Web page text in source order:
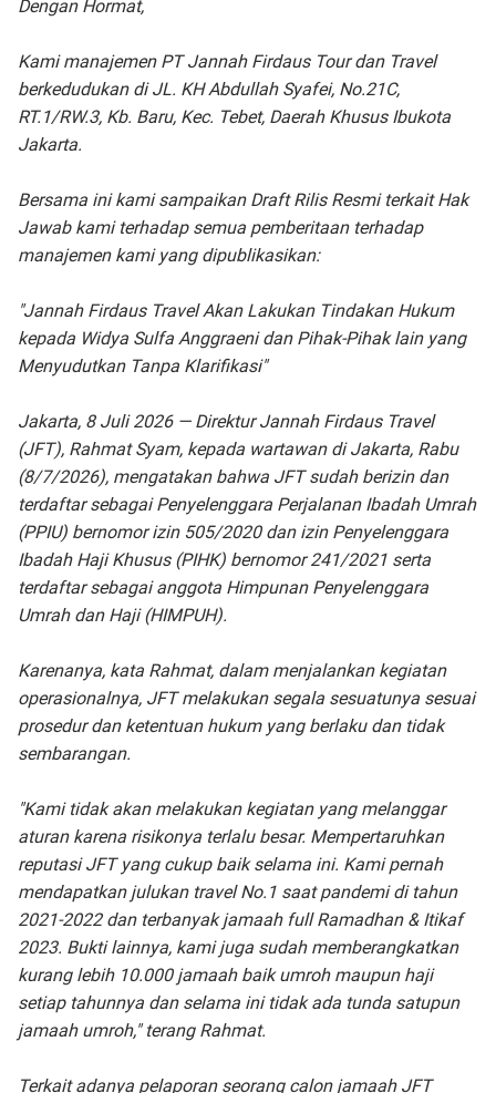
Dengan Hormat,
Kami manajemen PT Jannah Firdaus Tour dan Travel
berkedudukan di JL. KH Abdullah Syafei, No.21C,
RT.1/RW.3, Kb. Baru, Kec. Tebet, Daerah Khusus Ibukota
Jakarta.
Bersama ini kami sampaikan Draft Rilis Resmi terkait Hak
Jawab kami terhadap semua pemberitaan terhadap
manajemen kami yang dipublikasikan:
"Jannah Firdaus Travel Akan Lakukan Tindakan Hukum
kepada Widya Sulfa Anggraeni dan Pihak-Pihak lain yang
Menyudutkan Tanpa Klarifikasi"
Jakarta, 8 Juli 2026 — Direktur Jannah Firdaus Travel
(JFT), Rahmat Syam, kepada wartawan di Jakarta, Rabu
(8/7/2026), mengatakan bahwa JFT sudah berizin dan
terdaftar sebagai Penyelenggara Perjalanan Ibadah Umrah
(PPIU) bernomor izin 505/2020 dan izin Penyelenggara
Ibadah Haji Khusus (PIHK) bernomor 241/2021 serta
terdaftar sebagai anggota Himpunan Penyelenggara
Umrah dan Haji (HIMPUH).
Karenanya, kata Rahmat, dalam menjalankan kegiatan
operasionalnya, JFT melakukan segala sesuatunya sesuai
prosedur dan ketentuan hukum yang berlaku dan tidak
sembarangan.
"Kami tidak akan melakukan kegiatan yang melanggar
aturan karena risikonya terlalu besar. Mempertaruhkan
reputasi JFT yang cukup baik selama ini. Kami pernah
mendapatkan julukan travel No.1 saat pandemi di tahun
2021-2022 dan terbanyak jamaah full Ramadhan & Itikaf
2023. Bukti lainnya, kami juga sudah memberangkatkan
kurang lebih 10.000 jamaah baik umroh maupun haji
setiap tahunnya dan selama ini tidak ada tunda satupun
jamaah umroh," terang Rahmat.
Terkait adanya pelaporan seorang calon jamaah JFT